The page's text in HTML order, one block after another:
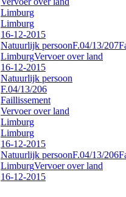
Limburg
Limburg
16-12-2015
Natuurlijk persoonF.04/13/207
LimburgVervoer over land
16-12-2015
Natuurlijk persoon
F.04/13/206
Faillissement
Vervoer over land
Limburg
Limburg
16-12-2015
Natuurlijk persoonF.04/13/206
LimburgVervoer over land
16-12-2015